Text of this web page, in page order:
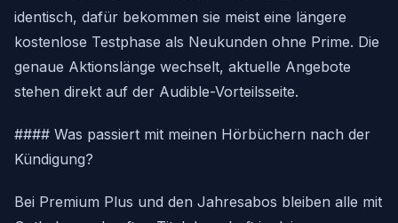
identisch, dafür bekommen sie meist eine längere
kostenlose Testphase als Neukunden ohne Prime. Die
genaue Aktionslänge wechselt, aktuelle Angebote
stehen direkt auf der Audible-Vorteilsseite.
#### Was passiert mit meinen Hörbüchern nach der
Kündigung?
Bei Premium Plus und den Jahresabos bleiben alle mit